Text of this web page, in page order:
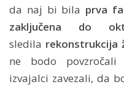
da naj bi bila prva
zaključena do
sledila rekonstrukcija
ne bodo
izvajalci zavezali, da